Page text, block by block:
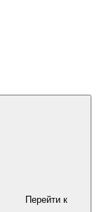
Перейти к